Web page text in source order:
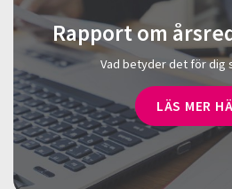
Rapport om
Vad betyder det för dig
LÄS MER